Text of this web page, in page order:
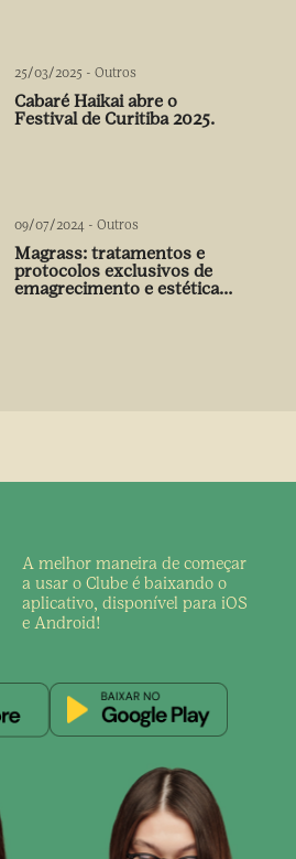
25/03/2025 - Outros
Cabaré Haikai abre o
Festival de Curitiba 2025.
09/07/2024 - Outros
Magrass: tratamentos e
protocolos exclusivos de
emagrecimento e estética
A melhor maneira de começar
a usar o Clube é baixando o
aplicativo, disponível para iOS
e Android!